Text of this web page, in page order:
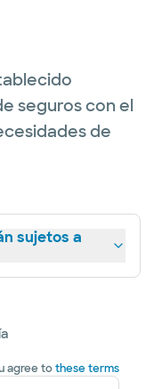
seguros con el
de
sujetos a
agree tothese terms